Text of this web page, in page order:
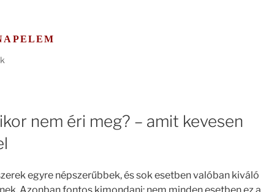
nem éri meg? – amit kevesen
egyre népszerűbbek, és sok esetben valóban kiváló